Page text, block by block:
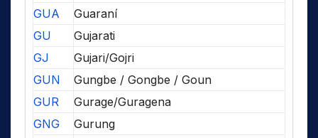
GUA
Guaraní
GU
Gujarati
GJ
Gujari/Gojri
GUN
Gungbe / Gongbe / Goun
GUR
Gurage/Guragena
GNG
Gurung